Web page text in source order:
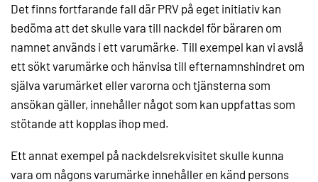
Det finns fortfarande fall där PRV på eget initiativ kan
bedöma att det skulle vara till nackdel för bäraren om
namnet används i ett varumärke. Till exempel kan vi avslå
ett sökt varumärke och hänvisa till efternamnshindret om
själva varumärket eller varorna och tjänsterna som
ansökan gäller, innehåller något som kan uppfattas som
stötande att kopplas ihop med.
Ett annat exempel på nackdelsrekvisitet skulle kunna
vara om någons varumärke innehåller en känd persons